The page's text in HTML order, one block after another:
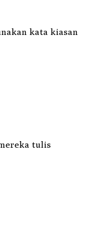
kata kiasan
tulis